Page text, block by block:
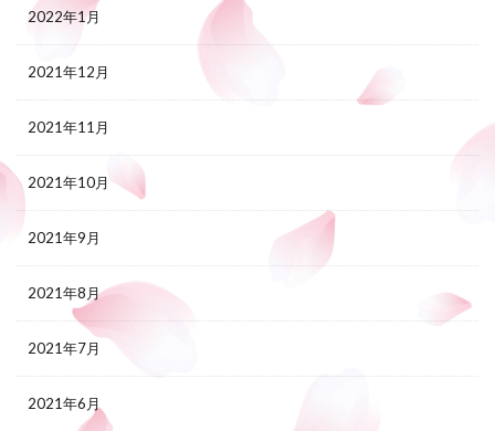
2022年1月
2021年12月
2021年11月
2021年10月
2021年9月
2021年8月
2021年7月
2021年6月